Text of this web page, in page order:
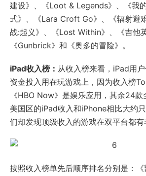
建设》、《Loot & Legends》、《我
式》、《Lara Croft Go》、《辐射避
战:起义》、《Lost Within》、《吉他
《Gunbrick》和《奥多的冒险》。
iPad收入榜： 从收入榜来看，iPad用
资金投入用在玩游戏上，因为收入榜
《HBO Now》是娱乐应用，其余24
美国区的iPad收入和iPhone相比大约
们却发现顶级收入的游戏在双平台都有
按照收入榜单先后顺序排名分别是：